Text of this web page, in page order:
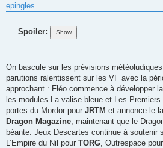
epingles
Spoiler:
On bascule sur les prévisions
parutions ralentissent sur les VF avec la
approchant : Fléo commence à développer
les modules La valise bleue et Les
portes du Mordor pour JRTM et annonce le
Dragon Magazine , maintenant que le
béante. Jeux Descartes continue à soutenir
L’Empire du Nil pour TORG , Outrespace pour